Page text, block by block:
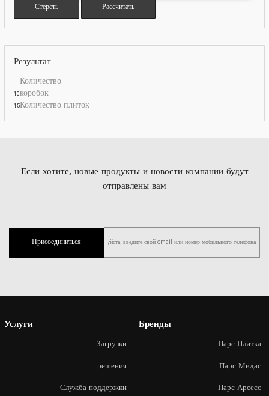
Рассчитать
Стереть
Результат
Количество
коробок
10
Количество плиток
15
Если хотите, новые продукты и новости компании будут
отправлены вам
Присоединиться
Бренды
Парс Плитка
Парс Мидас
Парс Арсесс
Услуги
Загрузки
решения
Служба поддержки